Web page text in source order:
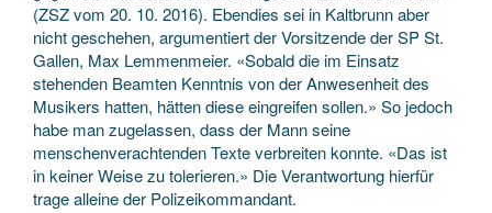
(ZSZ vom 20. 10. 2016). Ebendies sei in Kaltbrunn aber
nicht geschehen, argumentiert der Vorsitzende der SP St.
Gallen, Max Lemmenmeier. «Sobald die im Einsatz
stehenden Beamten Kenntnis von der Anwesenheit des
Musikers hatten, hätten diese eingreifen sollen.» So jedoch
habe man zugelassen, dass der Mann seine
menschenverachtenden Texte verbreiten konnte. «Das ist
in keiner Weise zu tolerieren.» Die Verantwortung hierfür
trage alleine der Polizeikommandant.